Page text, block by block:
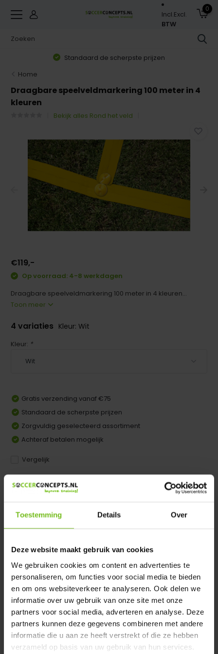
Toestemming Details Over
Deze website maakt gebruik van cookies
We gebruiken cookies om content en advertenties te
personaliseren, om functies voor social media te bieden
en om ons websiteverkeer te analyseren. Ook delen we
informatie over uw gebruik van onze site met onze
partners voor social media, adverteren en analyse. Deze
partners kunnen deze gegevens combineren met andere
informatie die u aan ze heeft verstrekt of die ze hebben
verzameld op basis van uw gebruik van hun services.
Incl.Excl.
BTW
0
Standaard de scherpste prijzen
Home
Draagbare speelveldmarkering 100 meter in 4
kleuren
Bekijk alles Rond het veld
€119,-
Op voorraad: 4-8 werkdagen
Draagbare speelveldmarkering 100 meter in 4 kleuren...
Toon meer
4 variaties Kleur: Wit
Kleur: *
Gratis verzending vanaf €75
Standaard de scherpste prijzen
Zorgvuldig geselecteerd assortiment
Achteraf betalen mogelijk
Vergelijk
Dir product is beschikbaar in de volgende varianten:
We helpen u graag met meer informatie
Productomschrijving
Specificaties
Reviews